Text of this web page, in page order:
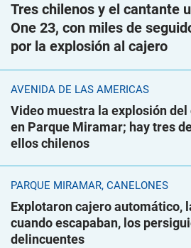
Tres chilenos y el cantante
One 23, con miles de
por la explosión al cajero
AVENIDA DE LAS AMÉRICAS
Video muestra la explosión
en Parque Miramar; hay tres
ellos chilenos
PARQUE MIRAMAR, CANELONES
Explotaron cajero automático,
cuando escapaban, los
delincuentes